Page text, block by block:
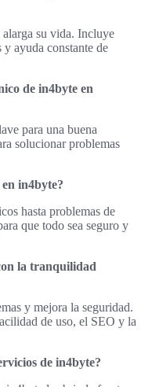
su vida. Incluye
ayuda constante de
de in4byte en
para una buena
solucionar problemas
in4byte?
hasta problemas de
que todo sea seguro y
la tranquilidad
y mejora la seguridad.
de uso, el SEO y la
de in4byte?